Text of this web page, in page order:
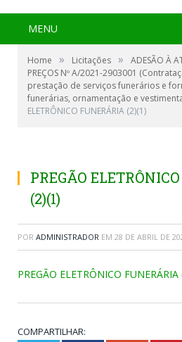
MENU
Home » Licitações »
ADESÃO À
PREÇOS Nº A/2021-2903001
prestação de serviços funerários e
funerárias, ornamentação e
ELETRÔNICO FUNERÁRIA (2)(1)
PREGÃO
(2)(1)
POR ADMINISTRADOR EM 28 DE ABRIL DE
PREGÃO ELETRÔNICO FUNERÁRIA
COMPARTILHAR: